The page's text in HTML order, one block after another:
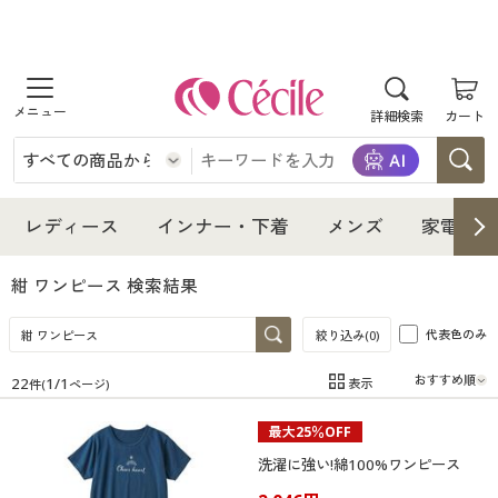
詳細検索 カート
商品を探す
レディース
レディースファッション
女性下着
インナー・下着
インナー・下着通販すべて
女性下着
メンズ下着
ジュニア・ティーンズ下着
メンズ
メンズ通販すべて
メンズファッション
メンズ下着
家電・雑貨
家電・雑貨すべて
寝具・インテリア・家具
寝具・インテリア・家具通販すべて
美容・健康
レディース インナー・下着 メンズ 家電・
紺 ワンピース 検索結果
絞り込み(0) 代表色のみ
在庫 在庫のある商品のみ表示
カテゴリ
22件(1/1 ページ) 表示
最大25％OFF
洗濯に強い!綿100%ワンピース